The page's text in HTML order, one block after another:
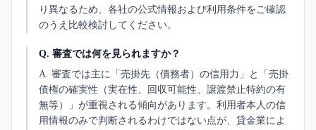
り異なるため、各社の公式情報および利用条件をご確認
のうえ比較検討してください。
Q. 審査では何を見られますか？
A. 審査では主に「売掛先（債務者）の信用力」と「売掛
債権の確実性（実在性、回収可能性、譲渡禁止特約の有
無等）」が重視される傾向があります。利用者本人の信
用情報のみで判断されるわけではない点が、貸金業によ